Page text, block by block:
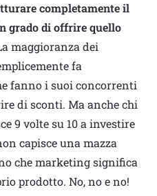
completamente il
grado di offrire quello
maggioranza dei
fa
fanno i suoi concorrenti
di sconti. Ma anche chi
9 volte su 10 a investire
capisce una mazza
che marketing significa
prodotto. No, no e no!